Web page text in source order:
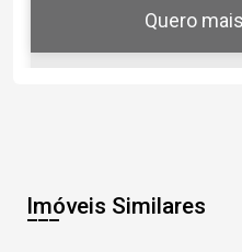
Quero
Imóveis Similares